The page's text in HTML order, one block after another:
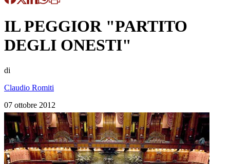
IL PEGGIOR "PARTITO
DEGLI ONESTI"
di
Claudio Romiti
07 ottobre 2012